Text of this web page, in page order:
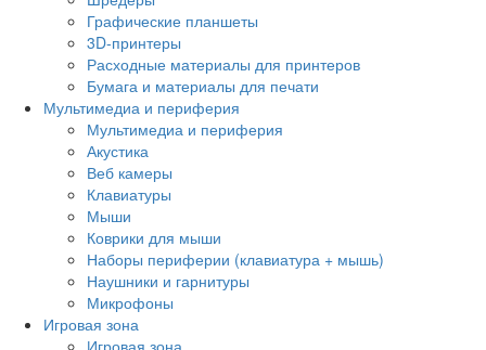
Графические планшеты
3D-принтеры
Расходные материалы для принтеров
Бумага и материалы для печати
Мультимедиа и периферия
Мультимедиа и периферия
Акустика
Веб камеры
Клавиатуры
Мыши
Коврики для мыши
Наборы периферии (клавиатура + мышь)
Наушники и гарнитуры
Микрофоны
Игровая зона
Игровая зона